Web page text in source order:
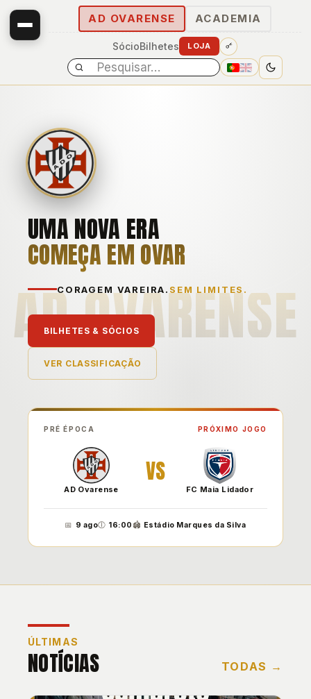
AD OVARENSE ACADEMIA
SócioBilhetes LOJA
AD OVARENSE
UMA NOVA ERA
COMEÇA EM OVAR
CORAGEM VAREIRA. SEM LIMITES.
BILHETES & SÓCIOS
VER CLASSIFICAÇÃO
PRÉ ÉPOCA PRÓXIMO JOGO
AD Ovarense
VS
FC Maia Lidador
📅 9 ago🕕 16:00 🏟️ Estádio Marques da Silva
ÚLTIMAS
NOTÍCIAS TODAS →